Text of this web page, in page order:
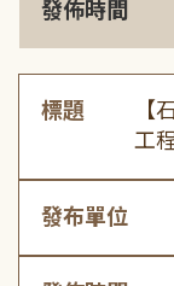
發佈時間
標題
【
工
發布單位